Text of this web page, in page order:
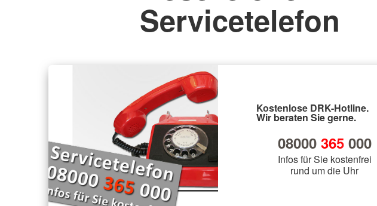
Servicetelefon
Kostenlose DRK-Hotline.
Wir beraten Sie gerne.
08000 365000
Infos für Sie kostenfrei
rund um die Uhr